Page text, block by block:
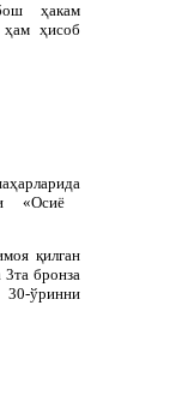
ҳакам
ҳам ҳисоб
«Осиё
қилган
3та бронза
ўринни